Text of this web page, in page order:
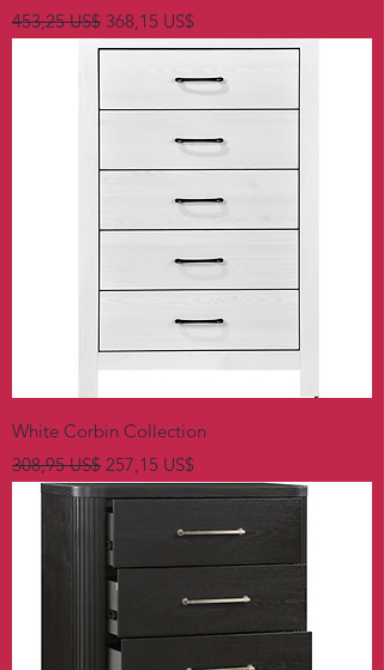
Precio
453,25 US$ Precio de oferta
368,15 US$
White Corbin Collection
Precio
308,95 US$ Precio de oferta
257,15 US$